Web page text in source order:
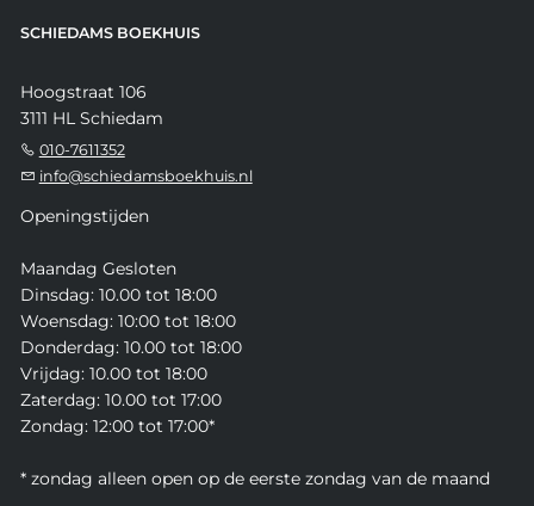
SCHIEDAMS BOEKHUIS
Hoogstraat 106
3111 HL Schiedam
010-7611352
info@schiedamsboekhuis.nl
Openingstijden
Maandag Gesloten
Dinsdag: 10.00 tot 18:00
Woensdag: 10:00 tot 18:00
Donderdag: 10.00 tot 18:00
Vrijdag: 10.00 tot 18:00
Zaterdag: 10.00 tot 17:00
Zondag: 12:00 tot 17:00*
* zondag alleen open op de eerste zondag van de maand